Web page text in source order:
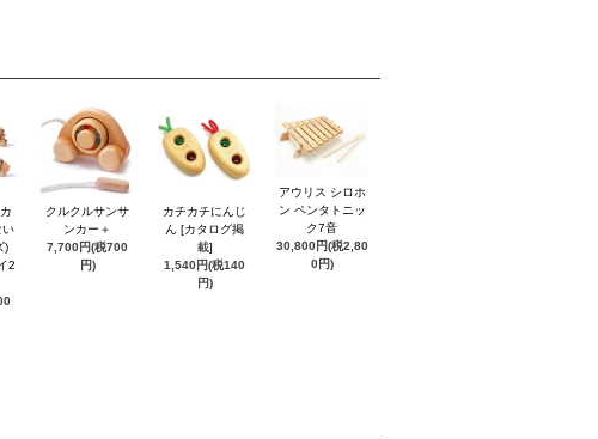
い
)
2
クルクルサンサ
ンカー＋
7,700円(税700
円)
カチカチにんじ
ん [カタログ掲
載]
1,540円(税140
円)
アウリス シロホ
ン ペンタトニッ
ク7音
30,800円(税2,80
0円)